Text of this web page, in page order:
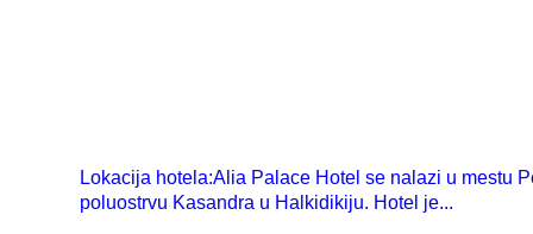
Lokacija hotela:Alia Palace Hotel se nalazi u mestu
poluostrvu Kasandra u Halkidikiju. Hotel je...